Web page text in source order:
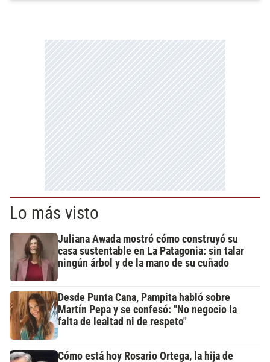
Lo más visto
Juliana Awada mostró cómo construyó su
casa sustentable en La Patagonia: sin talar
ningún árbol y de la mano de su cuñado
Desde Punta Cana, Pampita habló sobre
Martín Pepa y se confesó: "No negocio la
falta de lealtad ni de respeto"
Cómo está hoy Rosario Ortega, la hija de